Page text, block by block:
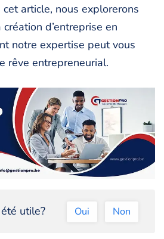
article, nous explorerons
d’entreprise en
notre expertise peut vous
rêve entrepreneurial.
utile? Oui Non